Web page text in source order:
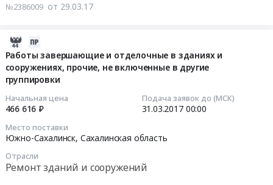
№2386009 от 29.03.17
Работы завершающие и отделочные в зданиях и
сооружениях, прочие, не включенные в другие
группировки
Начальная цена
466 616 ₽
Подача заявок до (МСК)
31.03.2017 00:00
Место поставки
Южно-Сахалинск, Сахалинская область
Отрасли
Ремонт зданий и сооружений